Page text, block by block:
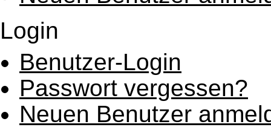
Login
Benutzer-Login
Passwort vergessen?
Neuen Benutzer